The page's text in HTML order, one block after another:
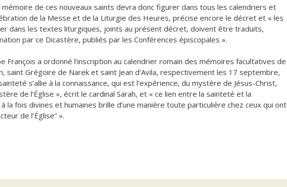
de ces nouveaux saints devra donc figurer dans tous les calendriers et
de la Messe et de la Liturgie des Heures, précise encore le décret et « les
dans les textes liturgiques, joints au présent décret, doivent être traduits,
par ce Dicastère, publiés par les Conférences épiscopales ».
François a ordonné l’inscription au calendrier romain des mémoires facultatives de
saint Grégoire de Narek et saint Jean d’Avila, respectivement les 17 septembre,
s’allie à la connaissance, qui est l’expérience, du mystère de Jésus-Christ,
de l’Église », écrit le cardinal Sarah, et « ce lien entre la sainteté et la
la fois divines et humaines brille d’une manière toute particulière chez ceux qui ont
de l’Église” ».